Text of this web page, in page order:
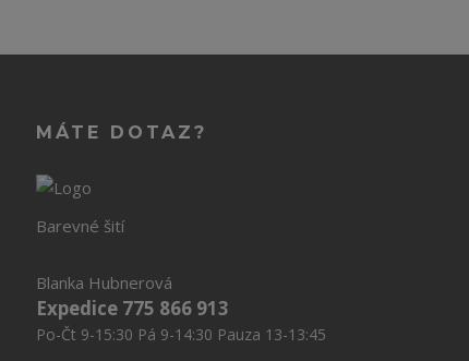
MÁTE DOTAZ?
Barevné šití
Blanka Hubnerová
Expedice 775 866 913
Po-Čt 9-15:30 Pá 9-14:30 Pauza 13-13:45